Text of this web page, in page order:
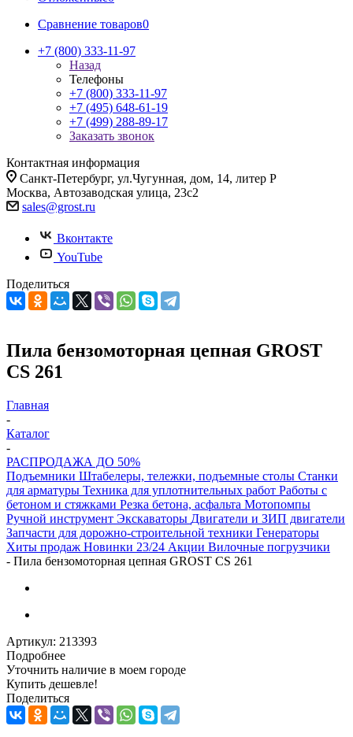
Сравнение товаров0
+7 (800) 333-11-97
Назад
Телефоны
+7 (800) 333-11-97
+7 (495) 648-61-19
+7 (499) 288-89-17
Заказать звонок
Контактная информация
Санкт-Петербург, ул.Чугунная, дом, 14, литер Р
Москва, Автозаводская улица, 23с2
sales@grost.ru
Вконтакте
YouTube
Поделиться
Пила бензомоторная цепная GROST
CS 261
Главная
-
Каталог
-
РАСПРОДАЖА ДО 50%
Подъемники Штабелеры, тележки, подъемные столы Станки
для арматуры Техника для уплотнительных работ Работы с
бетоном и стяжками Резка бетона, асфальта Мотопомпы
Ручной инструмент Экскаваторы Двигатели и ЗИП двигатели
Запчасти для дорожно-строительной техники Генераторы
Хиты продаж Новинки 23/24 Акции Вилочные погрузчики
- Пила бензомоторная цепная GROST CS 261
Артикул: 213393
Подробнее
Уточнить наличие в моем городе
Купить дешевле!
Поделиться